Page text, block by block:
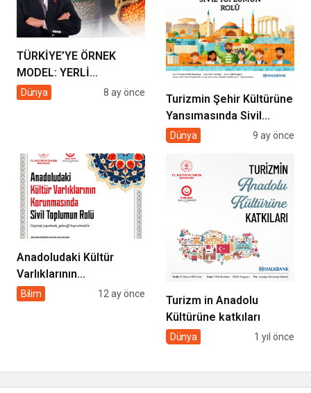
TÜRKİYE’YE ÖRNEK
MODEL: YERLİ
ÜRETİMDE KAYSERİ
Dünya 8 ay önce
Turizmin Şehir Kültürüne
Yansımasında Sivil
Toplumun Rolü
Dünya 9 ay önce
Anadoludaki Kültür
Varlıklarının
Korunmasında Sivil
Bilim 12 ay önce
Turizm in Anadolu
Kültürüne katkıları
Dünya 1 yıl önce